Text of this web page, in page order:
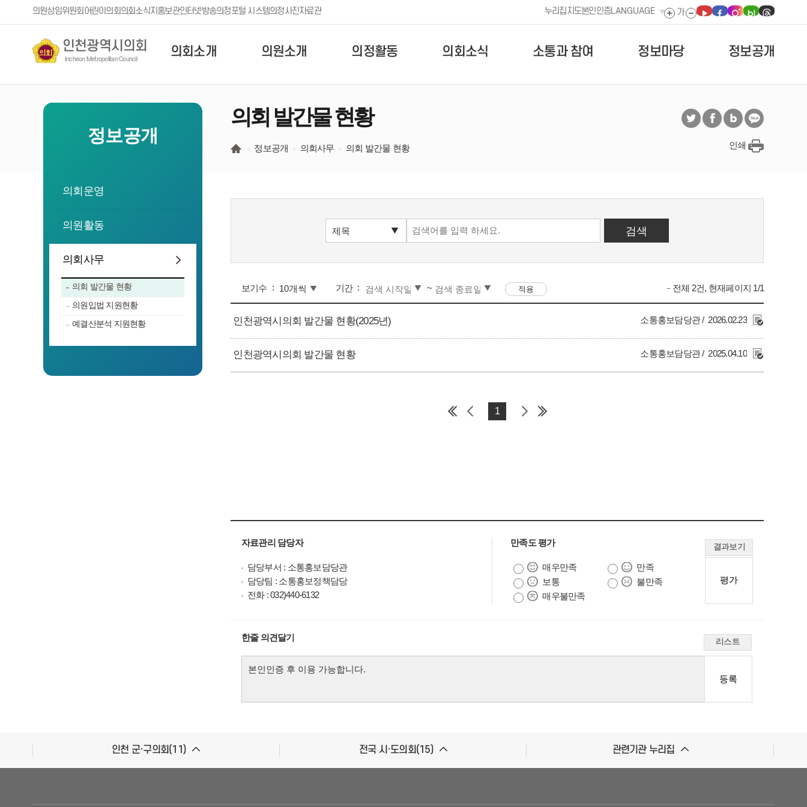
본문 바로가기
의원상임위원회어린이의회의회소식지 홍보관인터넷방송의정포털 시스템의정사진자료관 누리집지도본인인증LANGUAGE
인천광역시의회
Incheon Metropolitan Council
의회소개 의원소개 의정활동 의회소식 소통과 참여 정보마당 정보공개
정보공개
의회운영
의원활동
의회사무
의회 발간물 현황
의원입법 지원현황
예결산분석 지원현황
의회 발간물 현황
정보공개 의회사무 의회 발간물 현황 인쇄
보기수 기간 ~ 전체 2건, 현재페이지 1/1
인천광역시의회 발간물 현황(2025년) 소통홍보담당관 2026.02.23
인천광역시의회 발간물 현황 소통홍보담당관 2025.04.10
1
자료관리 담당자
담당부서 : 소통홍보담당관
담당팀 : 소통홍보정책담당
전화 : 032)440-6132
만족도 평가 결과보기
매우만족
만족
보통
불만족
매우불만족
한줄 의견달기 리스트
인천 군·구의회(11) 전국 시·도의회(15) 관련기관 누리집